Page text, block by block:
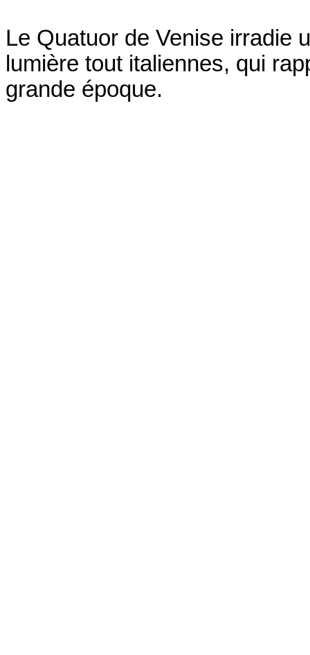
Le Quatuor de Venise irradie
lumière tout italiennes, qui
grande époque.